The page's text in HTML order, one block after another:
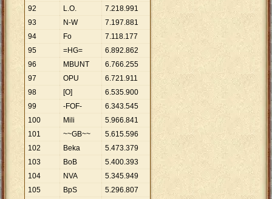
92
L.O. 7.218.991
93
N-W 7.197.881
94
Fo 7.118.177
95
=HG= 6.892.862
96
MBUNT 6.766.255
97
OPU 6.721.911
98
[O] 6.535.900
99
-FOF- 6.343.545
100
Mili 5.966.841
101
~~GB~~ 5.615.596
102
Beka 5.473.379
103
BoB 5.400.393
104
NVA 5.345.949
105
BpS 5.296.807